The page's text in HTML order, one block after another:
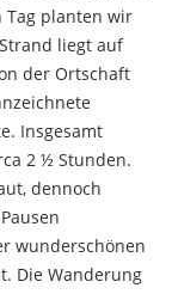
Tag planten wir
liegt auf
der Ortschaft
Insgesamt
2 ½ Stunden.
dennoch
wunderschönen
Die Wanderung